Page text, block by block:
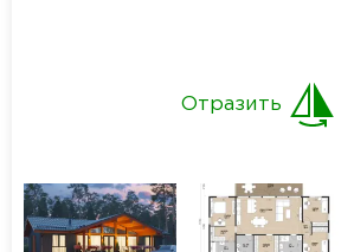
Отразить